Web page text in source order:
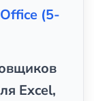
(5-
Excel,